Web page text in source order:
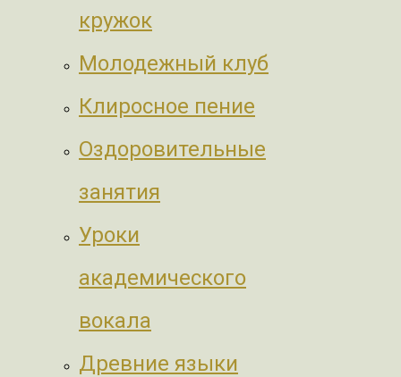
кружок
Молодежный клуб
Клиросное пение
Оздоровительные
занятия
Уроки
академического
вокала
Древние языки